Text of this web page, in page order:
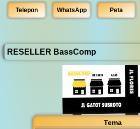
Tema
Telepon WhatsApp Peta
RESELLER BassComp